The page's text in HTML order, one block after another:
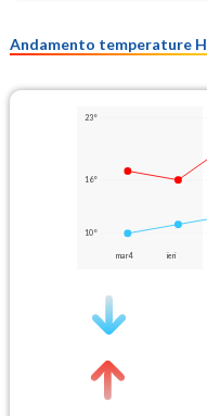
Andamento temperature
23°
16°
10°
mar 4 ieri